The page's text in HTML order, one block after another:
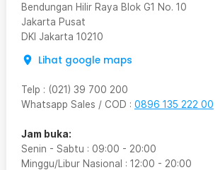
Bendungan Hilir Raya Blok G1 No. 10
Jakarta Pusat
DKI Jakarta 10210
Lihat google maps
Telp : (021) 39 700 200
Whatsapp Sales / COD : 0896 135 222 00
Jam buka:
Senin - Sabtu : 09:00 - 20:00
Minggu/Libur Nasional : 12:00 - 20:00